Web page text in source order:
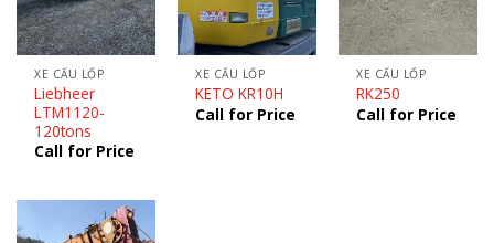
XE CẨU LỐP
Liebheer
LTM1120-
120tons
Call for Price
XE CẨU LỐP
KETO KR10H
Call for Price
XE CẨU LỐP
RK250
Call for Price